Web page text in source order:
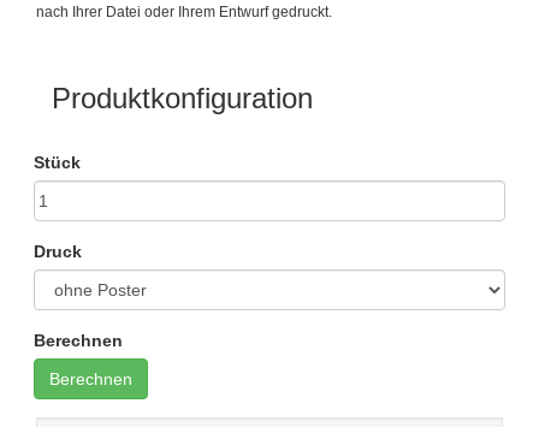
nach Ihrer Datei oder Ihrem Entwurf gedruckt.
Produktkonfiguration
Stück
Druck
Berechnen